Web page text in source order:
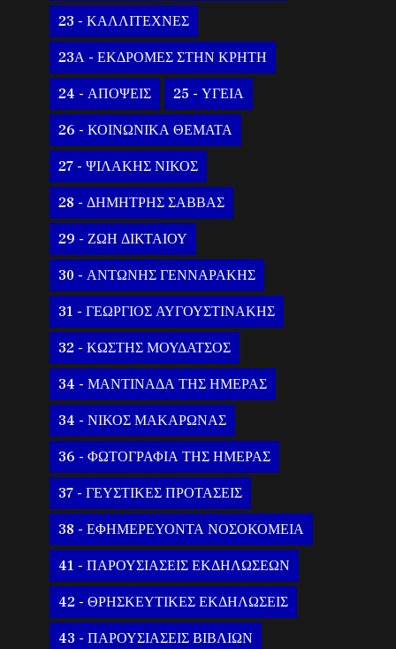
23 - ΚΑΛΛΙΤΕΧΝΕΣ
23Α - ΕΚΔΡΟΜΕΣ ΣΤΗΝ ΚΡΗΤΗ
24 - ΑΠΟΨΕΙΣ 25 - ΥΓΕΙΑ
26 - ΚΟΙΝΩΝΙΚΑ ΘΕΜΑΤΑ
27 - ΨΙΛΑΚΗΣ ΝΙΚΟΣ
28 - ΔΗΜΗΤΡΗΣ ΣΑΒΒΑΣ
29 - ΖΩΗ ΔΙΚΤΑΙΟΥ
30 - ΑΝΤΩΝΗΣ ΓΕΝΝΑΡΑΚΗΣ
31 - ΓΕΩΡΓΙΟΣ ΑΥΓΟΥΣΤΙΝΑΚΗΣ
32 - ΚΩΣΤΗΣ ΜΟΥΔΑΤΣΟΣ
34 - ΜΑΝΤΙΝΑΔΑ ΤΗΣ ΗΜΕΡΑΣ
34 - ΝΙΚΟΣ ΜΑΚΑΡΩΝΑΣ
36 - ΦΩΤΟΓΡΑΦΙΑ ΤΗΣ ΗΜΕΡΑΣ
37 - ΓΕΥΣΤΙΚΕΣ ΠΡΟΤΑΣΕΙΣ
38 - ΕΦΗΜΕΡΕΥΟΝΤΑ ΝΟΣΟΚΟΜΕΙΑ
41 - ΠΑΡΟΥΣΙΑΣΕΙΣ ΕΚΔΗΛΩΣΕΩΝ
42 - ΘΡΗΣΚΕΥΤΙΚΕΣ ΕΚΔΗΛΩΣΕΙΣ
43 - ΠΑΡΟΥΣΙΑΣΕΙΣ ΒΙΒΛΙΩΝ